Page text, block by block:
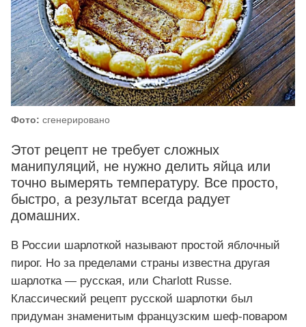
Фото: сгенерировано
Этот рецепт не требует сложных
манипуляций, не нужно делить яйца или
точно вымерять температуру. Все просто,
быстро, а результат всегда радует
домашних.
В России шарлоткой называют простой яблочный
пирог. Но за пределами страны известна другая
шарлотка — русская, или Charlott Russe.
Классический рецепт русской шарлотки был
придуман знаменитым французским шеф-поваром